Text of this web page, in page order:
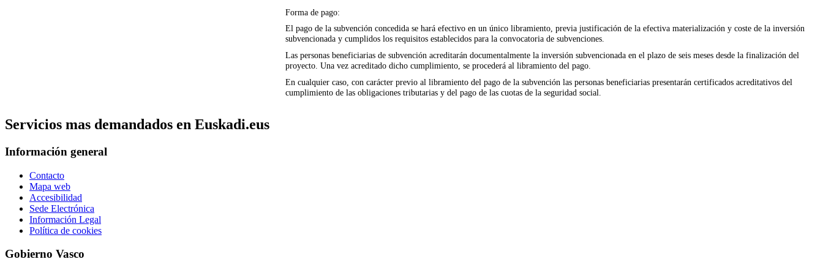
Forma de pago:
El pago de la subvención concedida se hará efectivo en un único libramiento, previa justificación de la efectiva materialización y coste de la inversión
subvencionada y cumplidos los requisitos establecidos para la convocatoria de subvenciones.
Las personas beneficiarias de subvención acreditarán documentalmente la inversión subvencionada en el plazo de seis meses desde la finalización del
proyecto. Una vez acreditado dicho cumplimiento, se procederá al libramiento del pago.
En cualquier caso, con carácter previo al libramiento del pago de la subvención las personas beneficiarias presentarán certificados acreditativos del
cumplimiento de las obligaciones tributarias y del pago de las cuotas de la seguridad social.
Servicios mas demandados en Euskadi.eus
Información general
Contacto
Mapa web
Accesibilidad
Sede Electrónica
Información Legal
Política de cookies
Gobierno Vasco